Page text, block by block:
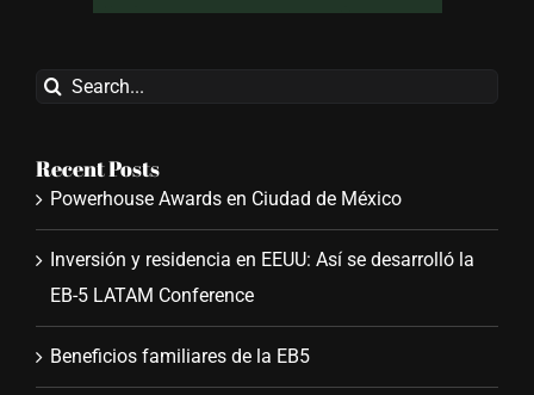
Search
Recent Posts
Powerhouse Awards en Ciudad de México
Inversión y residencia en EEUU: Así se desarrolló la
EB-5 LATAM Conference
Beneficios familiares de la EB5